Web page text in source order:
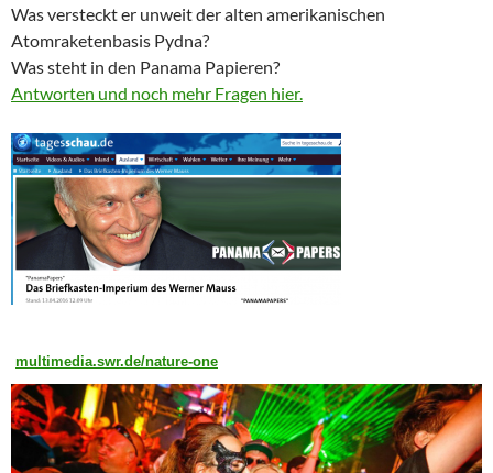
Was versteckt er unweit der alten amerikanischen
Atomraketenbasis Pydna?
Was steht in den Panama Papieren?
Antworten und noch mehr Fragen hier.
multimedia.swr.de/nature-one